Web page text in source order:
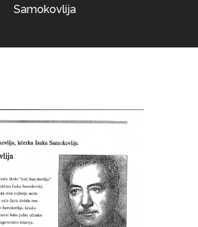
Samokovlija